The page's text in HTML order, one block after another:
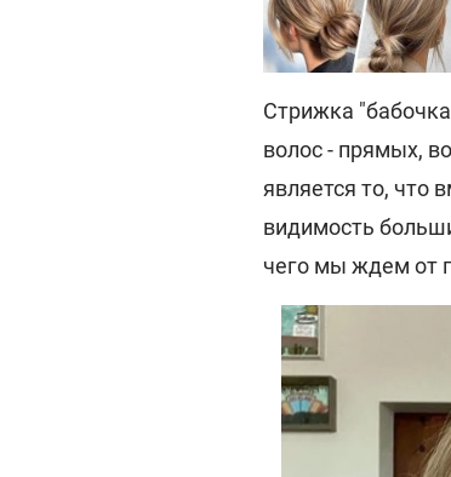
Стрижка
волос - прямых,
является то, что
видимость
чего мы ждем от